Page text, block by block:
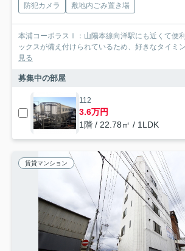
防犯カメラ
敷地内ごみ置き場
本浦コーポラスⅠ：山陽本線向洋駅にも近くて便
ックスが備え付けられているため、好きなタイミ
見る
募集中の部屋
112
3.6万円
1階 / 22.78㎡ / 1LDK
賃貸マンション